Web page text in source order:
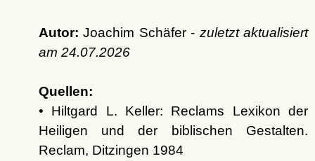
Autor: Joachim Schäfer - zuletzt aktualisiert
am 24.07.2026
Quellen:
• Hiltgard L. Keller: Reclams Lexikon der
Heiligen und der biblischen Gestalten.
Reclam, Ditzingen 1984